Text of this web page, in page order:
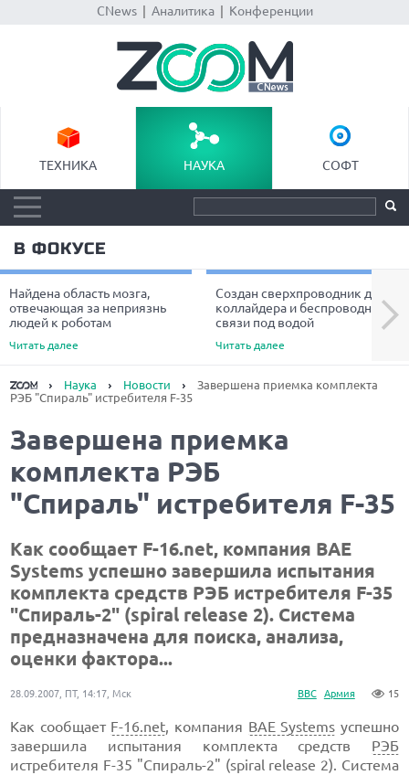
CNews| Аналитика| Конференции
ТЕХНИКА НАУКА СОФТ
В ФОКУСЕ
Найдена область мозга,
отвечающая за неприязнь
людей к роботам
Читать далее
Создан сверхпроводник для
коллайдера и беспроводной
связи под водой
Читать далее
Next
Наука Новости
Завершена приемка комплекта
РЭБ "Спираль" истребителя F-35
Завершена приемка
комплекта РЭБ
"Спираль" истребителя F-35
Как сообщает F-16.net, компания BAE
Systems успешно завершила испытания
комплекта средств РЭБ истребителя F-35
"Спираль-2" (spiral release 2). Система
предназначена для поиска, анализа,
оценки фактора...
ВВС Армия 15
28.09.2007, ПТ, 14:17, Мск
Как сообщает F-16.net, компания BAE Systems успешно
завершила испытания комплекта средств РЭБ
истребителя F-35 "Спираль-2" (spiral release 2). Система